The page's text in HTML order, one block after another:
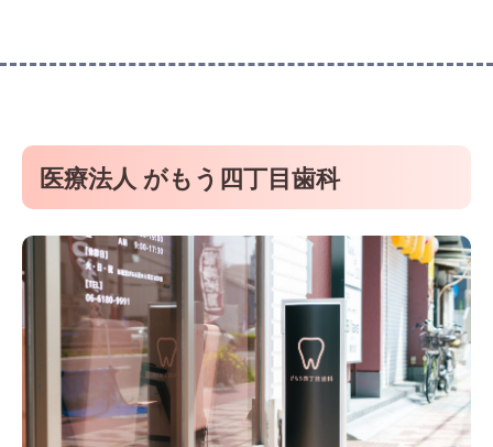
医療法人 がもう四丁目歯科